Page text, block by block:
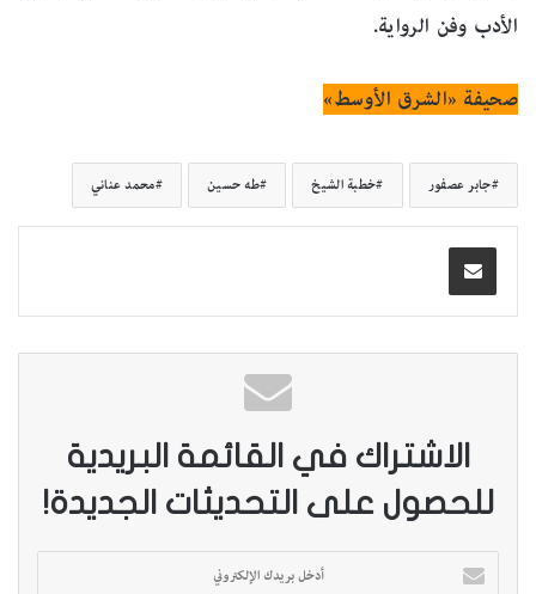
الأدب وفن الرواية.
صحيفة «الشرق الأوسط»
جابر عصفور خطبة الشيخ طه حسين محمد عناني
الاشتراك في القائمة البريدية
للحصول على التحديثات الجديدة!